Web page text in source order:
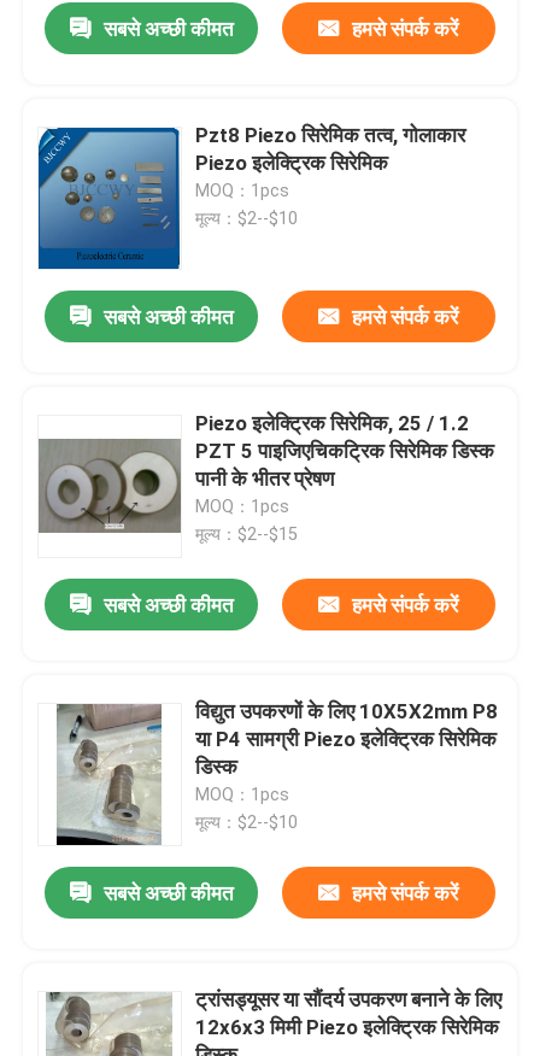
हमारे बारे में
कारखाना भ्रमण
संपर्क करें
एक उद्धरण का अनुरोध करें
अल्ट्रासोनिक सफाई ट्रांसड्यूसर
बहु आवृत्ति अल्ट्रासोनिक ट्रांसड्यूसर
सबसे अच्छी कीमत हमसे संपर्क करें
Pzt8 Piezo सिरेमिक तत्व, गोलाकार
Piezo इलेक्ट्रिक सिरेमिक
MOQ：1pcs
मूल्य：$2--$10
सबसे अच्छी कीमत हमसे संपर्क करें
Piezo इलेक्ट्रिक सिरेमिक, 25 / 1.2
PZT 5 पाइजिएचिकट्रिक सिरेमिक डिस्क
पानी के भीतर प्रेषण
MOQ：1pcs
मूल्य：$2--$15
सबसे अच्छी कीमत हमसे संपर्क करें
विद्युत उपकरणों के लिए 10X5X2mm P8
या P4 सामग्री Piezo इलेक्ट्रिक सिरेमिक
डिस्क
MOQ：1pcs
मूल्य：$2--$10
सबसे अच्छी कीमत हमसे संपर्क करें
ट्रांसड्यूसर या सौंदर्य उपकरण बनाने के लिए
12x6x3 मिमी Piezo इलेक्ट्रिक सिरेमिक